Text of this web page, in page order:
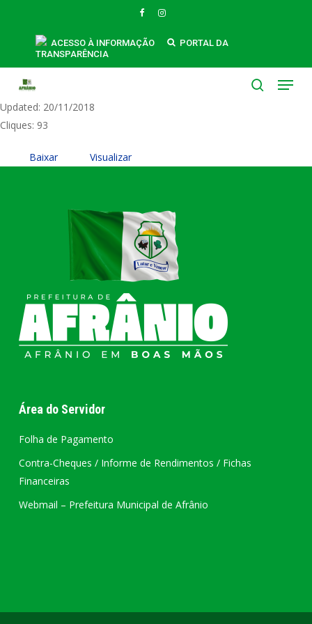
FACEBOOKINSTAGRAM
ACESSO À INFORMAÇÃO
PORTAL DA
TRANSPARÊNCIA
Menu
0052-PETCE 91766-14
Tamanho do Arquivo: 198.97 KB
Created: 20/11/2018
Updated: 20/11/2018
Cliques: 93
Baixar Visualizar
Área do Servidor
Folha de Pagamento
Contra-Cheques / Informe de Rendimentos / Fichas
Financeiras
Webmail – Prefeitura Municipal de Afrânio